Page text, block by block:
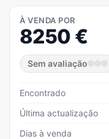
À VENDA POR
8250 €
Sem avaliação
Encontrado
Última actualização
Dias à venda